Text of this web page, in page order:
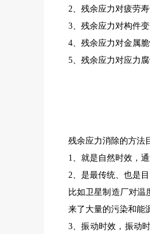
2、残余应力对疲劳
3、残余应力对构件
4、残余应力对金属
5、残余应力对应力
残余应力消除的方法
1、就是自然时效，
2、是最传统、也是
比如卫星制造厂对温
来了大量的污染和能
3、振动时效，振动